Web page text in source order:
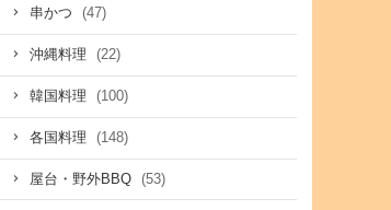
串かつ (47)
沖縄料理 (22)
韓国料理 (100)
各国料理 (148)
屋台・野外BBQ (53)